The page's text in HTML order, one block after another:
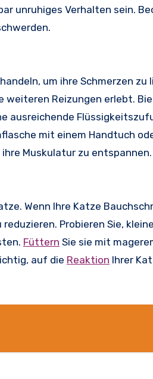
unruhiges Verhalten sein.
um ihre Schmerzen zu
weiteren Reizungen erlebt.
ausreichende
mit einem Handtuch
Muskulatur zu entspannen.
Wenn Ihre Katze
Probieren Sie,
Füttern Sie sie mit
auf die Reaktion Ihrer